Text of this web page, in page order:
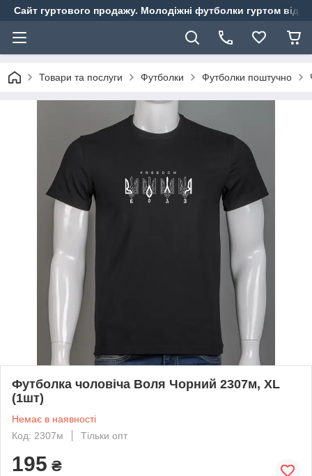
Сайт гуртового продажу. Молодіжні футболки гуртом від
Товари та послуги Футболки Футболки поштучно
Футболка чоловіча Воля Чорний 2307м, XL
(1шт)
Немає в наявності
Код: 2307м
Тільки опт
195 ₴